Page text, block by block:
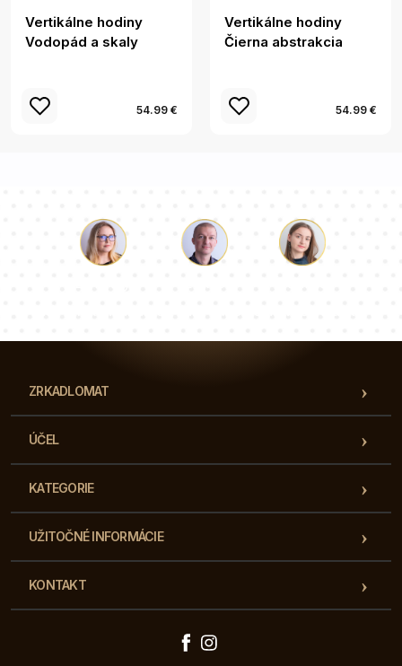
Vertikálne hodiny
Vodopád a skaly
54.99 €
Vertikálne hodiny
Čierna abstrakcia
54.99 €
ZRKADLOMAT
ÚČEL
KATEGORIE
UŽITOČNÉ INFORMÁCIE
KONTAKT